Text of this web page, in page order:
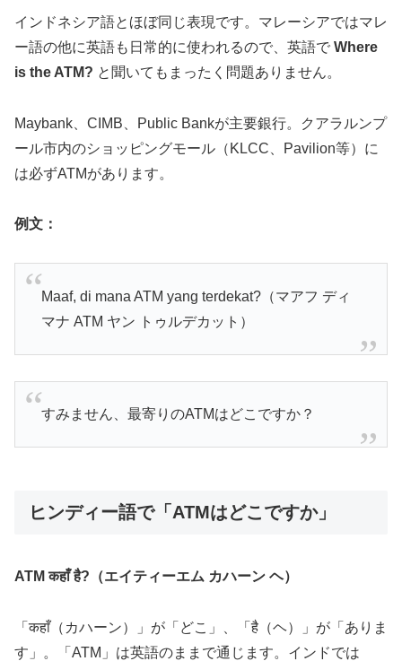
インドネシア語とほぼ同じ表現です。マレーシアではマレ
ー語の他に英語も日常的に使われるので、英語で Where
is the ATM? と聞いてもまったく問題ありません。
Maybank、CIMB、Public Bankが主要銀行。クアラルンプ
ール市内のショッピングモール（KLCC、Pavilion等）に
は必ずATMがあります。
例文：
Maaf, di mana ATM yang terdekat?（マアフ ディ
マナ ATM ヤン トゥルデカット）
すみません、最寄りのATMはどこですか？
ヒンディー語で「ATMはどこですか」
ATM कहाँ है?（エイティーエム カハーン ヘ）
「कहाँ（カハーン）」が「どこ」、「है（ヘ）」が「ありま
す」。「ATM」は英語のままで通じます。インドでは